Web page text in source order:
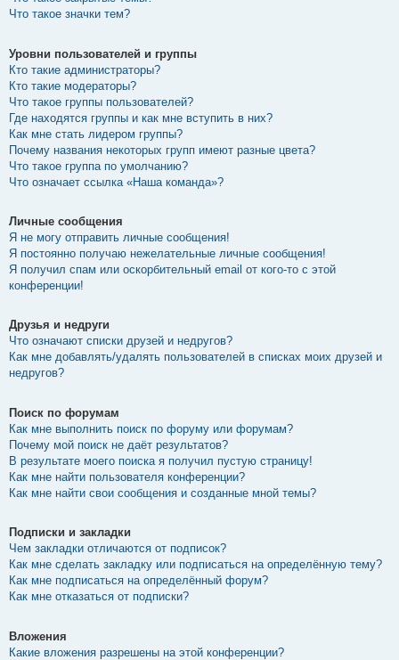
Что такое значки тем?
Уровни пользователей и группы
Кто такие администраторы?
Кто такие модераторы?
Что такое группы пользователей?
Где находятся группы и как мне вступить в них?
Как мне стать лидером группы?
Почему названия некоторых групп имеют разные цвета?
Что такое группа по умолчанию?
Что означает ссылка «Наша команда»?
Личные сообщения
Я не могу отправить личные сообщения!
Я постоянно получаю нежелательные личные сообщения!
Я получил спам или оскорбительный email от кого-то с этой
конференции!
Друзья и недруги
Что означают списки друзей и недругов?
Как мне добавлять/удалять пользователей в списках моих друзей и
недругов?
Поиск по форумам
Как мне выполнить поиск по форуму или форумам?
Почему мой поиск не даёт результатов?
В результате моего поиска я получил пустую страницу!
Как мне найти пользователя конференции?
Как мне найти свои сообщения и созданные мной темы?
Подписки и закладки
Чем закладки отличаются от подписок?
Как мне сделать закладку или подписаться на определённую тему?
Как мне подписаться на определённый форум?
Как мне отказаться от подписки?
Вложения
Какие вложения разрешены на этой конференции?